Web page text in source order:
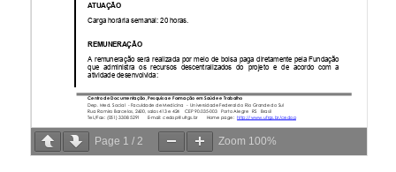
Page 1 / 2 Zoom 100%